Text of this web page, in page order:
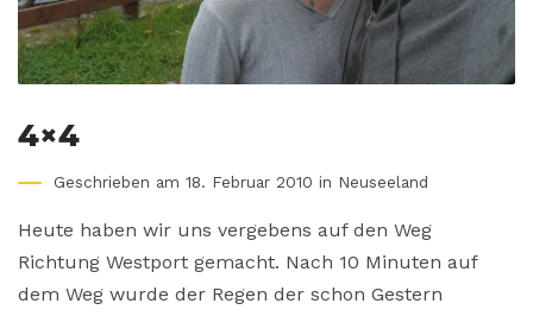
4×4
Geschrieben am 18. Februar 2010 in Neuseeland
Heute haben wir uns vergebens auf den Weg
Richtung Westport gemacht. Nach 10 Minuten auf
dem Weg wurde der Regen der schon Gestern